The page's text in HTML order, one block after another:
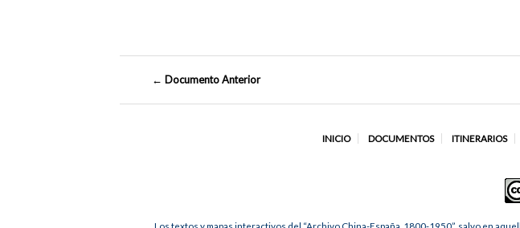
← Documento Anterior
INICIO DOCUMENTOS ITINERARIOS
Los textos y mapas interactivos del “Archivo China-España, 1800-1950”, salvo en